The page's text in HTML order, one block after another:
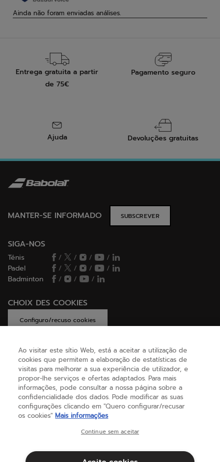
Entrega gratuita a partir
de 75€
Pagamento seguro
Ajuda Devoluções gratuitas
MANTER-SE INFORMADO SUBSCREVER
SIGA-NOS
Ténis / / /
/
Padel
/ / /
/
Badminton
/ / /
CHOIX DES COOKIES
Configuro/recuso cookies
AJUDA
SOBRE NÓS
(português)
Ao visitar este sítio Web, está a aceitar a utilização de
cookies que permitem a elaboração de estatísticas de
visitas para melhorar a sua experiência de utilizador, e
propor-lhe serviços e ofertas adaptados. Para mais
informações, pode consultar a nossa página sobre a
confidencialidade dos dados. Pode modificar as suas
configurações clicando em "Quero configurar/recusar
os cookies" Mais informações
Continue sem aceitar